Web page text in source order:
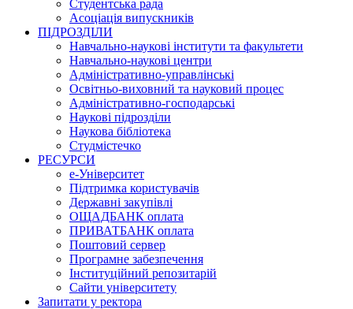
Студентська рада
Асоціація випускників
ПІДРОЗДІЛИ
Навчально-наукові інститути та факультети
Навчально-наукові центри
Адміністративно-управлінські
Освітньо-виховний та науковий процес
Адміністративно-господарські
Наукові підрозділи
Наукова бібліотека
Студмістечко
РЕСУРСИ
е-Університет
Підтримка користувачів
Державні закупівлі
ОЩАДБАНК оплата
ПРИВАТБАНК оплата
Поштовий сервер
Програмне забезпечення
Інституційний репозитарій
Сайти університету
Запитати у ректора